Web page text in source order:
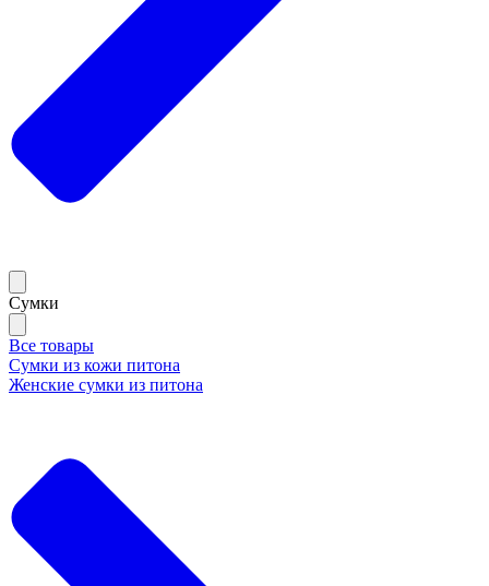
Сумки
Все товары
Сумки из кожи питона
Женские сумки из питона